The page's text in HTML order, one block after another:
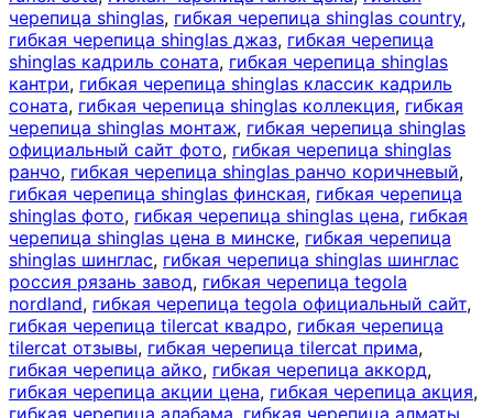
черепица shinglas, гибкая черепица shinglas country,
гибкая черепица shinglas джаз, гибкая черепица
shinglas кадриль соната, гибкая черепица shinglas
кантри, гибкая черепица shinglas классик кадриль
соната, гибкая черепица shinglas коллекция, гибкая
черепица shinglas монтаж, гибкая черепица shinglas
официальный сайт фото, гибкая черепица shinglas
ранчо, гибкая черепица shinglas ранчо коричневый,
гибкая черепица shinglas финская, гибкая черепица
shinglas фото, гибкая черепица shinglas цена, гибкая
черепица shinglas цена в минске, гибкая черепица
shinglas шинглас, гибкая черепица shinglas шинглас
россия рязань завод, гибкая черепица tegola
nordland, гибкая черепица tegola официальный сайт,
гибкая черепица tilercat квадро, гибкая черепица
tilercat отзывы, гибкая черепица tilercat прима,
гибкая черепица айко, гибкая черепица аккорд,
гибкая черепица акции цена, гибкая черепица акция,
гибкая черепица алабама, гибкая черепица алматы,